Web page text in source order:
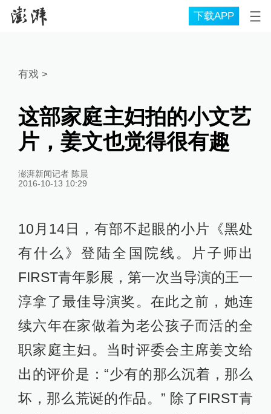
下载APP
有戏 >
这部家庭主妇拍的小文艺
片，姜文也觉得很有趣
澎湃新闻记者 陈晨
2016-10-13 10:29
10月14日，有部不起眼的小片《黑处
有什么》登陆全国院线。片子师出
FIRST青年影展，第一次当导演的王一
淳拿了最佳导演奖。在此之前，她连
续六年在家做着为老公孩子而活的全
职家庭主妇。当时评委会主席姜文给
出的评价是：“少有的那么沉着，那么
坏，那么荒诞的作品。” 除了FIRST青